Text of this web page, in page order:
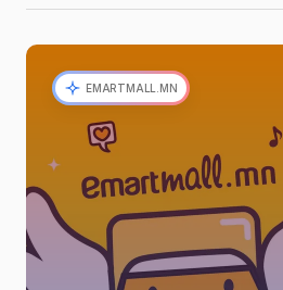
EMARTMALL.MN